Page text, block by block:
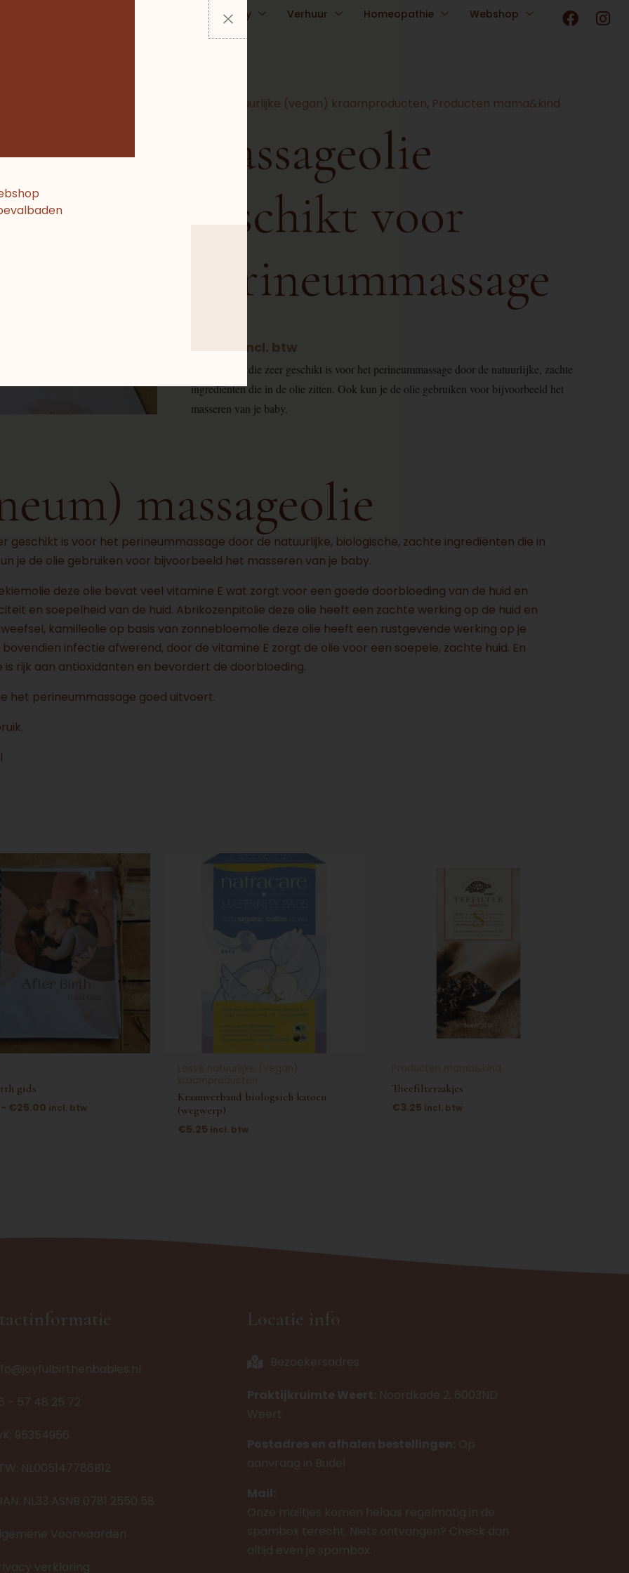
Kraamtijd & Baby Verhuur Homeopathie
Webshop
Contact
F
a
I
Losse natuurlijke (vegan) kraamproducten, Producten mama&kind
Massageolie
geschikt voor
perineummassage
incl. btw
Massageolie die zeer geschikt is voor het perineummassage door de natuurlijke, zachte
ingrediënten die in de olie zitten. Ook kun je de olie gebruiken voor bijvoorbeeld het
masseren van je baby.
massageolie
geschikt is voor het perineummassage door de natuurlijke, biologische, zachte ingrediënten die in
je de olie gebruiken voor bijvoorbeeld het masseren van je baby.
deze olie bevat veel vitamine E wat zorgt voor een goede doorbloeding van de huid en
en soepelheid van de huid. Abrikozenpitolie deze olie heeft een zachte werking op de huid en
kamilleolie op basis van zonnebloemolie deze olie heeft een rustgevende werking op je
infectie afwerend, door de vitamine E zorgt de olie voor een soepele, zachte huid. En
is rijk aan antioxidanten en bevordert de doorbloeding.
het perineummassage goed uitvoert.
gids
- €25.00
€14.95
incl. btw
Kraamverband biologsich katoen
(wegwerp)
€5.25 incl. btw
Theefilterzakjes
€3.25 incl. btw
- 57 48 25 72
95354956
NL005147786B12
NL33 ASNB 0781 2550 58
Voorwaarden
verklaring
Locatie info
Bezoekersadres
Praktijkruimte Weert: Noordkade 2, 6003ND
Weert
Postadres en afhalen bestellingen: Op
aanvraag in Budel
Mail:
Onze mailtjes komen helaas regelmatig in de
spambox terecht. Niets ontvangen? Check dan
altijd even je spambox.